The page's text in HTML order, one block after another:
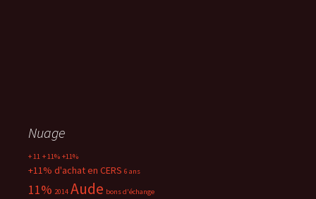
Nuage
+ 11 + 11% +11%
+11% d'achat en CERS 6 ans
11% 2014 Aude bons d'échange